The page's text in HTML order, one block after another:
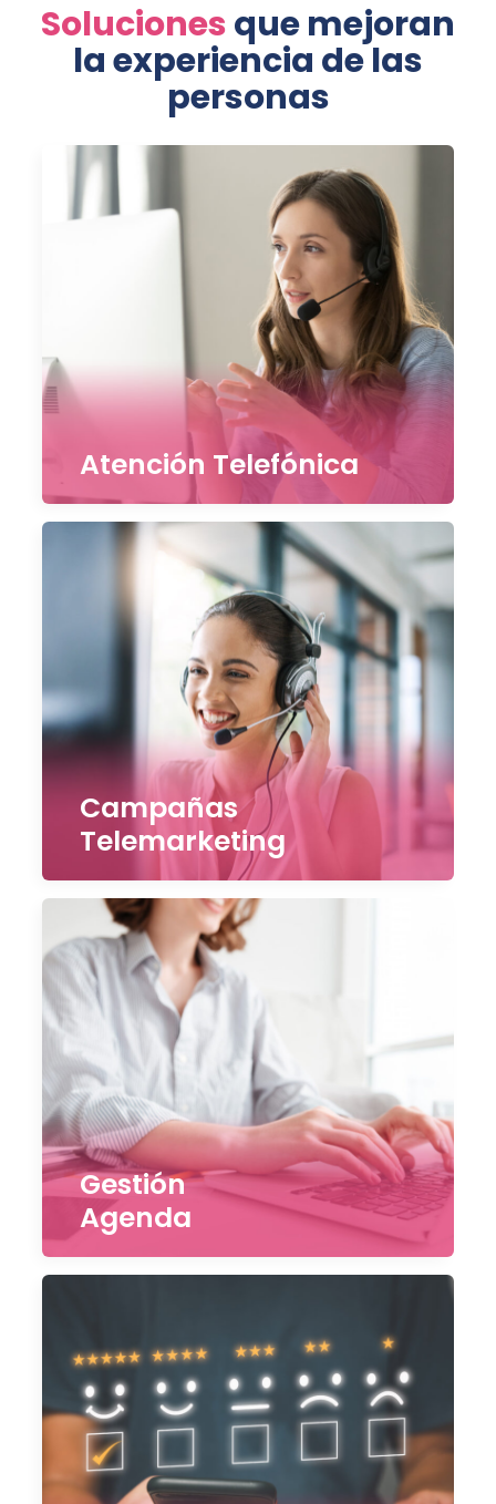
Solucionesque mejoran
la experiencia de las
personas
Atención Telefónica
Campañas
Telemarketing
Gestión
Agenda